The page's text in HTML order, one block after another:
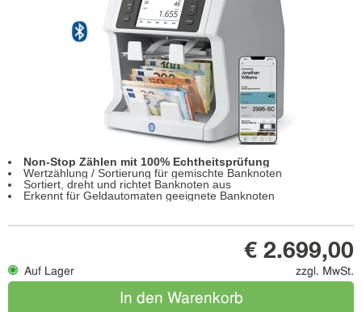
Non-Stop Zählen mit 100% Echtheitsprüfung
Wertzählung / Sortierung für gemischte Banknoten
Sortiert, dreht und richtet Banknoten aus
Erkennt für Geldautomaten geeignete Banknoten
Auf Lager
€ 2.699,00
zzgl. MwSt.
In den Warenkorb